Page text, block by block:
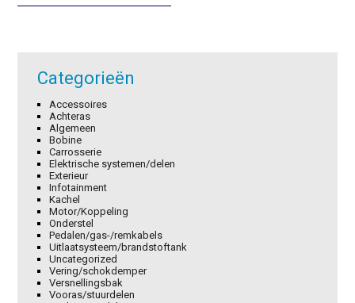
€12,40.€8,68.
Categorieën
Accessoires
Achteras
Algemeen
Bobine
Carrosserie
Elektrische systemen/delen
Exterieur
Infotainment
Kachel
Motor/Koppeling
Onderstel
Pedalen/gas-/remkabels
Uitlaatsysteem/brandstoftank
Uncategorized
Vering/schokdemper
Versnellingsbak
Vooras/stuurdelen